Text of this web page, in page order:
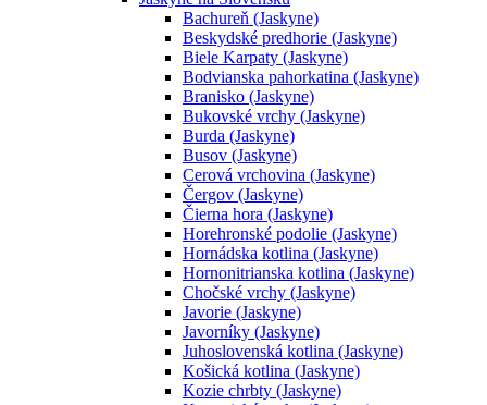
Bachureň (Jaskyne)
Beskydské predhorie (Jaskyne)
Biele Karpaty (Jaskyne)
Bodvianska pahorkatina (Jaskyne)
Branisko (Jaskyne)
Bukovské vrchy (Jaskyne)
Burda (Jaskyne)
Busov (Jaskyne)
Cerová vrchovina (Jaskyne)
Čergov (Jaskyne)
Čierna hora (Jaskyne)
Horehronské podolie (Jaskyne)
Hornádska kotlina (Jaskyne)
Hornonitrianska kotlina (Jaskyne)
Chočské vrchy (Jaskyne)
Javorie (Jaskyne)
Javorníky (Jaskyne)
Juhoslovenská kotlina (Jaskyne)
Košická kotlina (Jaskyne)
Kozie chrbty (Jaskyne)